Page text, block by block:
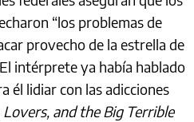
“los problemas de
provecho de la estrella de
intérprete ya había hablado
él lidiar con las adicciones
Lovers, and the Big Terrible